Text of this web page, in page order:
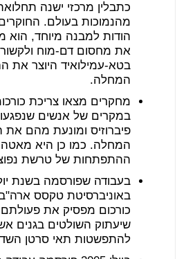
כתבלין מרכזי ישנה
מהנמוכות בעולם.
הודות למבנה מיוחד, הוא
את מחסום דם-מוח ולקשור
בטא-עמילואיד היוצר את
המחלה.
מחקרים מצאו צריכת
במקרים של אנשים
פיברוזיס ומונעת מהם
המחלה. כמו כן היא
ההתפתחות של טרשת
באוניברסיטת טקסס
כורכום מפסיק את
שיעתוק השולטים בגנים
להתפשטות תאי סרטן